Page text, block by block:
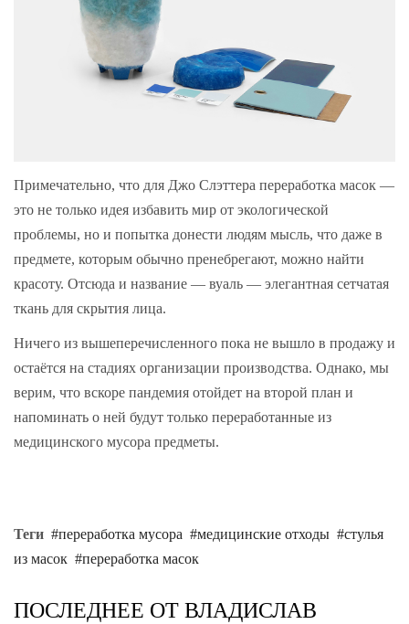
Примечательно, что для Джо Слэттера переработка масок —
это не только идея избавить мир от экологической
проблемы, но и попытка донести людям мысль, что даже в
предмете, которым обычно пренебрегают, можно найти
красоту. Отсюда и название — вуаль — элегантная сетчатая
ткань для скрытия лица.
Ничего из вышеперечисленного пока не вышло в продажу и
остаётся на стадиях организации производства. Однако, мы
верим, что вскоре пандемия отойдет на второй план и
напоминать о ней будут только переработанные из
медицинского мусора предметы.
Теги переработка мусора медицинские отходы
стулья
из масок
переработка масок
ПОСЛЕДНЕЕ ОТ ВЛАДИСЛАВ